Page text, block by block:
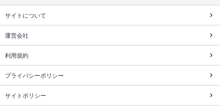
サイトについて
運営会社
利用規約
プライバシーポリシー
サイトポリシー